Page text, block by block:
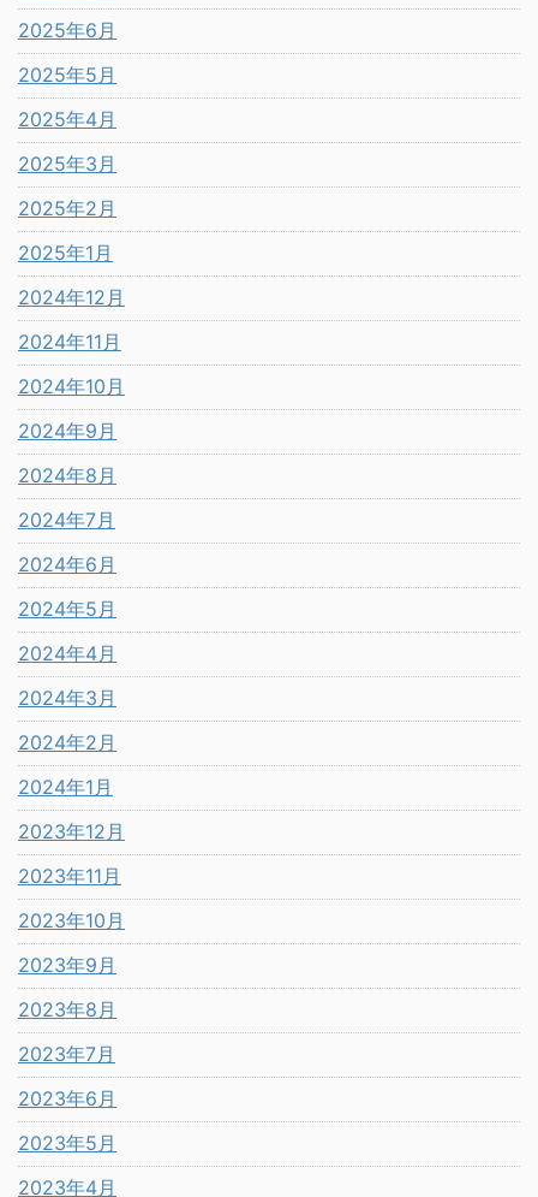
2025年6月
2025年5月
2025年4月
2025年3月
2025年2月
2025年1月
2024年12月
2024年11月
2024年10月
2024年9月
2024年8月
2024年7月
2024年6月
2024年5月
2024年4月
2024年3月
2024年2月
2024年1月
2023年12月
2023年11月
2023年10月
2023年9月
2023年8月
2023年7月
2023年6月
2023年5月
2023年4月